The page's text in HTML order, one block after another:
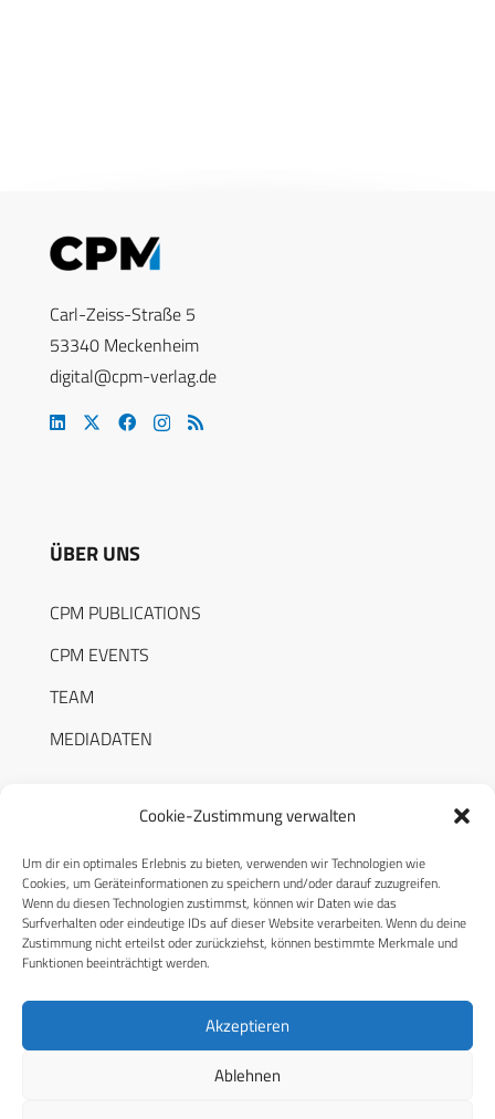
Cookie-Zustimmung verwalten
Um dir ein optimales Erlebnis zu bieten, verwenden wir Technologien wie
Cookies, um Geräteinformationen zu speichern und/oder darauf zuzugreifen.
Wenn du diesen Technologien zustimmst, können wir Daten wie das
Surfverhalten oder eindeutige IDs auf dieser Website verarbeiten. Wenn du deine
Zustimmung nicht erteilst oder zurückziehst, können bestimmte Merkmale und
Funktionen beeinträchtigt werden.
Akzeptieren
Ablehnen
Carl-Zeiss-Straße 5
53340 Meckenheim
digital@cpm-verlag.de
ÜBER UNS
CPM PUBLICATIONS
CPM EVENTS
TEAM
MEDIADATEN
RECHTLICHES
Datenschutzerklärung
Cookie-Richtlinie (EU)